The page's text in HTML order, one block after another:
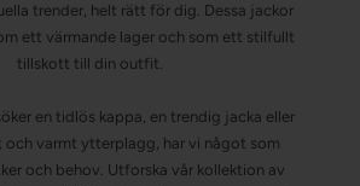
trender, helt rätt för dig. Dessa jackor
ett värmande lager och som ett stilfullt
tillskott till din outfit.
en tidlös kappa, en trendig jacka eller
varmt ytterplagg, har vi något som
och behov. Utforska vår kollektion av